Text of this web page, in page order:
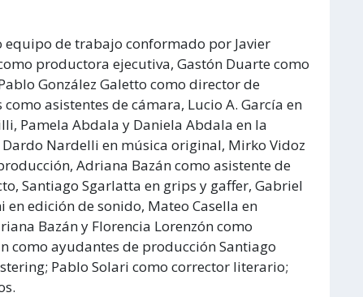
de trabajo conformado por Javier
productora ejecutiva, Gastón Duarte como
González Galetto como director de
asistentes de cámara, Lucio A. García en
Pamela Abdala y Daniela Abdala en la
Nardelli en música original, Mirko Vidoz
Adriana Bazán como asistente de
Santiago Sgarlatta en grips y gaffer, Gabriel
en edición de sonido, Mateo Casella en
Bazán y Florencia Lorenzón como
como ayudantes de producción Santiago
Pablo Solari como corrector literario;